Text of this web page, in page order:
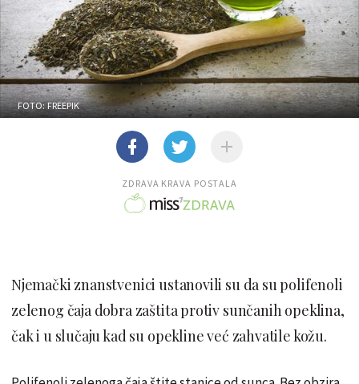
FOTO: FREEPIK
ZDRAVA KRAVA POSTALA
Njemački znanstvenici ustanovili su da su polifenoli
zelenog čaja dobra zaštita protiv sunčanih opeklina,
čak i u slučaju kad su opekline već zahvatile kožu.